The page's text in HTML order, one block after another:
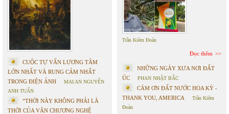
CUỘC TỰ VẤN LƯƠNG TÂM
LỚN NHẤT VÀ RUNG CẢM NHẤT
TRONG ĐIỆN ẢNH
MAI AN NGUYỄN
ANH TUẤN
“THỜI NÀY KHÔNG PHẢI LÀ
THỜI CỦA VĂN CHƯƠNG NGHỆ
Trần Kiêm Đoàn
Đọc thêm
NHỮNG NGÀY XƯA NƠI ĐẤT
ÚC
PHAN NHẬT BẮC
CÁM ƠN ĐẤT NƯỚC HOA KỲ -
THANK YOU, AMERICA
Trần Kiêm
Đoàn